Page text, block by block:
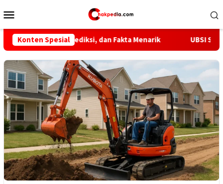
ke
Mobile
Konten Spesial
Prediksi, dan Fakta Menarik UBSI Serahkan